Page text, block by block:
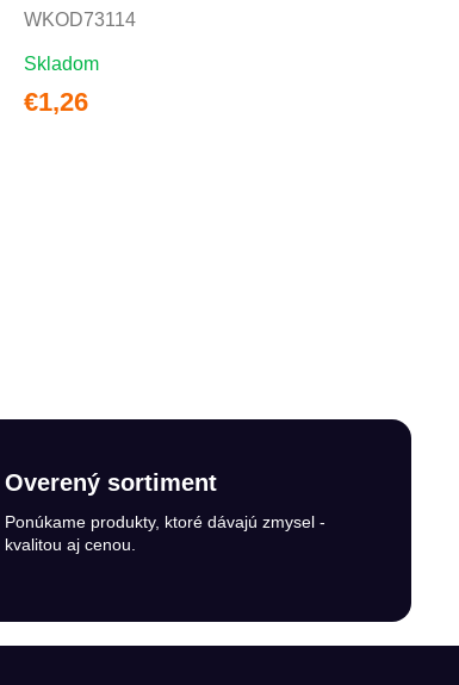
WKOD73114
Skladom
€1,26
Overený sortiment
Ponúkame produkty, ktoré dávajú zmysel -
kvalitou aj cenou.